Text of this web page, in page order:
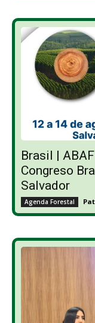
Brasil |
Congreso
Salvador
Agenda Forestal